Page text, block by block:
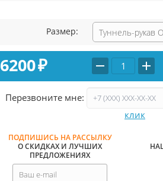
Размер: Туннель-рукав
6200₽
Перезвоните мне:
клик
ПОДПИШИСЬ НА РАССЫЛКУ
О СКИДКАХ И ЛУЧШИХ
ПРЕДЛОЖЕНИЯХ